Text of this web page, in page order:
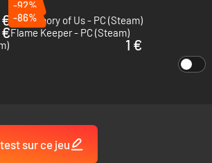
-92%
My Memory of Us - PC (Steam)
-86%
Flame Keeper - PC (Steam)
1 €
sur ce jeu